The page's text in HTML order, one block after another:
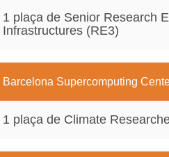
1 plaça de Senior Research
Infrastructures (RE3)
Barcelona Supercomputing
1 plaça de Climate